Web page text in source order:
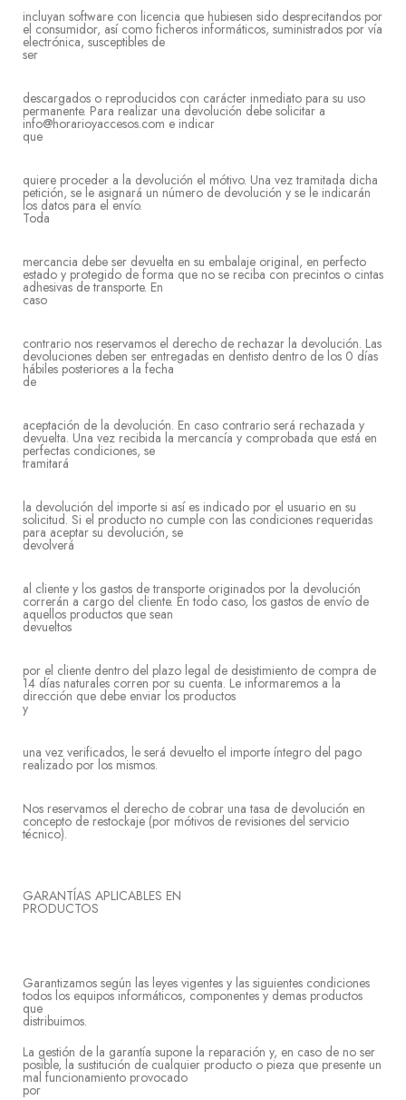
incluyan software con licencia que hubiesen sido desprecitandos por
el consumidor, así como ficheros informáticos, suministrados por vía
electrónica, susceptibles de
descargados o reproducidos con carácter inmediato para su uso
permanente. Para realizar una devolución debe solicitar a
info@horarioyaccesos.com e indicar
quiere proceder a la devolución el mótivo. Una vez tramitada dicha
petición, se le asignará un número de devolución y se le indicarán
los datos para el envío.
mercancia debe ser devuelta en su embalaje original, en perfecto
estado y protegido de forma que no se reciba con precintos o cintas
adhesivas de transporte. En
contrario nos reservamos el derecho de rechazar la devolución. Las
devoluciones deben ser entregadas en dentisto dentro de los 0 días
hábiles posteriores a la fecha
aceptación de la devolución. En caso contrario será rechazada y
devuelta. Una vez recibida la mercancía y comprobada que está en
perfectas condiciones, se
la devolución del importe si así es indicado por el usuario en su
solicitud. Si el producto no cumple con las condiciones requeridas
para aceptar su devolución, se
al cliente y los gastos de transporte originados por la devolución
correrán a cargo del cliente. En todo caso, los gastos de envío de
aquellos productos que sean
por el cliente dentro del plazo legal de desistimiento de compra de
14 días naturales corren por su cuenta. Le informaremos a la
dirección que debe enviar los productos
y
una vez verificados, le será devuelto el importe íntegro del pago
realizado por los mismos.
Nos reservamos el derecho de cobrar una tasa de devolución en
concepto de restockaje (por mótivos de revisiones del servicio
GARANTÍAS APLICABLES EN
Garantizamos según las leyes vigentes y las siguientes condiciones
todos los equipos informáticos, componentes y demas productos
que
La gestión de la garantía supone la reparación y, en caso de no ser
posible, la sustitución de cualquier producto o pieza que presente un
mal funcionamiento provocado